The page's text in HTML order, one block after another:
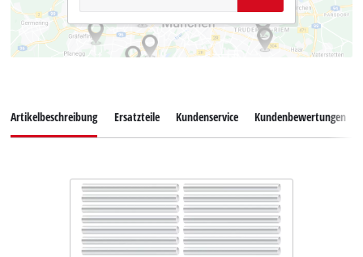
Artikelbeschreibung Ersatzteile Kundenservice Kundenbewertungen